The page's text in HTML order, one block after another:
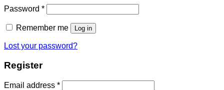
Password *
Remember me Log in
Lost your password?
Register
Email address *